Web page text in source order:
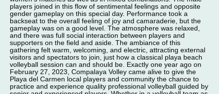
players joined in this flow of sentimental feelings and opposite
gender gameplay on this special day. Performance took a
backseat to the overall feeling of joy and camaraderie, but the
gameplay was on a good level. The atmosphere was relaxed,
and there was full social interaction between players and
supporters on the field and aside. The ambiance of this
gathering felt warm, welcoming, and electric, attracting external
visitors and spectators to join, just how a classical playa beach
volleyball session can and should be. Exactly one year ago on
February 27, 2023, Compalaya Volley came alive to give the
Playa del Carmen local players and community the chance to
practice and experience quality professional volleyball guided by